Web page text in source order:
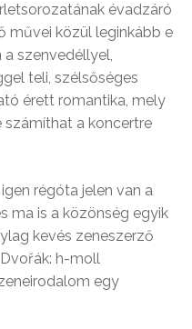
évadzáró
művei közül leginkább e
szenvedéllyel,
teli, szélsőséges
érett romantika, mely
a koncertre
régóta jelen van a
ma is a közönség egyik
kevés zeneszerző
h-moll
egy